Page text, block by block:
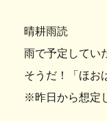
晴耕雨読
雨で予定してい
そうだ！「ほお
※昨日から想定